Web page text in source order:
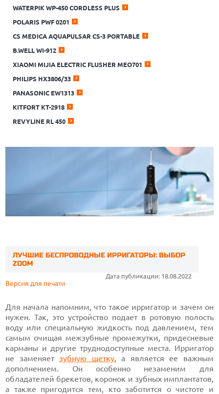
WATERPIK WP-450 CORDLESS PLUS
POLARIS PWF 0201
CS MEDICA АQUAPULSAR CS-3 PORTABLE
B.WELL WI-912
XIAOMI MIJIA ELECTRIC FLUSHER MEO701
PHILIPS HX3806/33
PANASONIC EW1313
KITFORT КТ-2918
REVYLINE RL 450
ЛУЧШИЕ БЕСПРОВОДНЫЕ ИРРИГАТОРЫ: ВЫБОР
ZOOM
Дата публикации: 18.08.2022
Версия для печати
Для начала напомним, что такое ирригатор и зачем он
нужен. Так, это устройство подает в ротовую полость
воду или специальную жидкость под давлением, тем
самым очищая межзубные промежутки, придесневые
карманы и другие труднодоступные места. Ирригатор
не заменяет зубную щетку, а является ее важным
дополнением. Он особенно незаменим для
обладателей брекетов, коронок и зубных имплантатов,
а также пригодится тем, кто заботится о чистоте и